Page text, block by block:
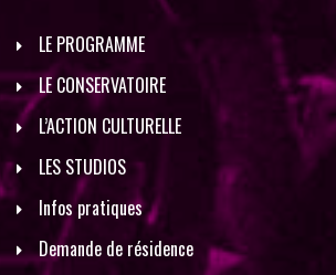
LE PROGRAMME
LE CONSERVATOIRE
L’ACTION CULTURELLE
LES STUDIOS
Infos pratiques
Demande de résidence